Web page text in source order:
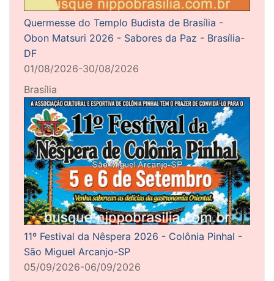
Quermesse do Templo Budista de Brasília -
Obon Matsuri 2026 - Sabores da Paz - Brasília-
DF
01/08/2026-30/08/2026
Brasília
11º Festival da Nêspera 2026 - Colônia Pinhal -
São Miguel Arcanjo-SP
05/09/2026-06/09/2026